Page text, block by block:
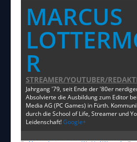
MARCUS
R
STREAMER/YOUTUBER/
Jahrgang '79, seit Ende der '80er
Absolvierte die Ausbildung zum Editor
Media AG (PC Games) in Fürth.
durch die School of Life, Streamer und
Leidenschaft!Google+